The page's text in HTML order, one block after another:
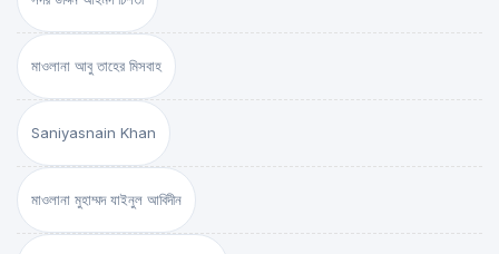
মাওলানা আবু তাহের মিসবাহ
Saniyasnain Khan
মাওলানা মুহাম্মদ যাইনুল আবিদীন